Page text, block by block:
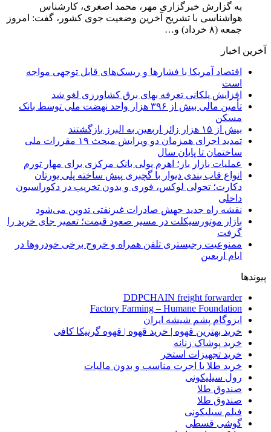
به گزارش خبرگزاری مهر، محمد اصغری، کارشناس
هواشناسی با تشریح آخرین وضعیت جوی کشور، گفت: امروز
جمعه (۸ خرداد) و…
آخرین اخبار
اقتصاد آمریکا با فشارها و ریسک‌های قابل توجهی مواجه
است
افزایش پلکانی تعرفه بهای برق کشاورزی لغو شد
تأمین مالی بیش از ۳۹۶ هزار واحد نهضت ملی توسط بانک
مسکن
بیش از ۱۵ هزار زائر اربعین به البرز بازگشتند
تمدید اجرای همزمان دو ویرایش مبحث ۱۹ مقررات ملی
ساختمان تا پایان سال
عملیات بازار باز؛ اهرم پولی بانک مرکزی برای مهار تورم
انواع قاب بندی دیوار با گچبری پیش ساخته پلی یورتان
دکارت؛ تحولی لوکس، فوری و بدون تخریب در دکوراسیون
داخلی
نقشه راه جدید جهش صادرات غیرنفتی تدوین می‌شود
بازار موتورسیکلت در مسیر صعود قیمت؛ تعمیر جای خرید را
گرفت
ممنوعیت رجیستری تلفن همراه و خروج برخی خودروها در
ایام اربعین
پیوندها
DDPCHAIN freight forwarder
Factory Farming – Humane Foundation
ایزوگام پشم شیشه ایران
خرید بهترین قهوه | خرید قهوه | قهوه گرنیکا کافی
خرید پوشاک زنانه
خرید تجهیزات استخر
خرید طلا با اجرت مناسب و بدون مالیات
رول سیلیکونی
صندوق طلا
صندوق طلا
فیلم سیلیکونی
گوشی قسطی